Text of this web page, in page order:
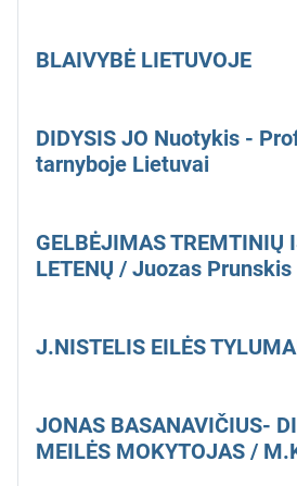
BLAIVYBĖ LIETUVOJE
DIDYSIS JO Nuotykis -
tarnyboje Lietuvai
GELBĖJIMAS TREMTINIŲ
LETENŲ / Juozas Prunskis
J.NISTELIS EILĖS
JONAS BASANAVIČIUS-
MEILĖS MOKYTOJAS /